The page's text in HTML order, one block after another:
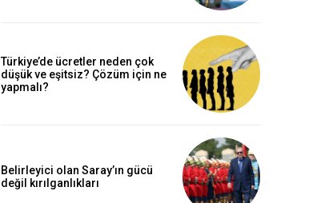
Türkiye’de ücretler neden çok
düşük ve eşitsiz? Çözüm için ne
yapmalı?
Belirleyici olan Saray’ın gücü
değil kırılganlıkları